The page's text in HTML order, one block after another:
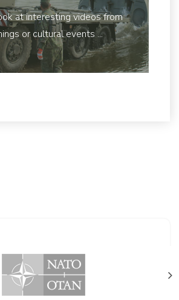
at interesting videos from
or cultural events ...